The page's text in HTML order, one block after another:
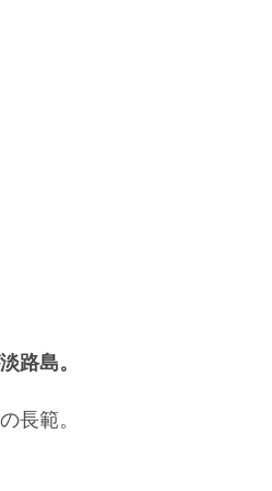
路島。
長範。